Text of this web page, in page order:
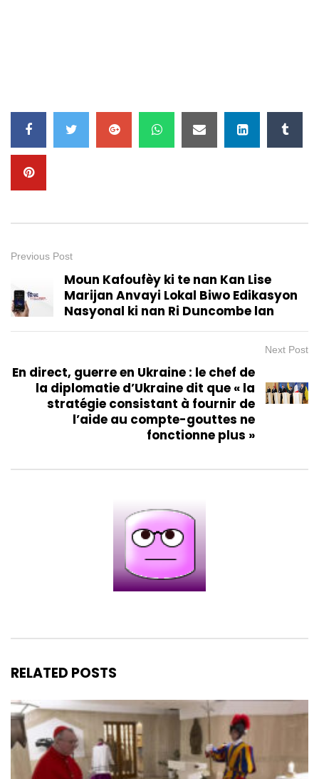
Previous Post
Moun Kafoufèy ki te nan Kan Lise
Marijan Anvayi Lokal Biwo Edikasyon
Nasyonal ki nan Ri Duncombe lan
Next Post
En direct, guerre en Ukraine : le chef de
la diplomatie d’Ukraine dit que « la
stratégie consistant à fournir de
l’aide au compte-gouttes ne
fonctionne plus »
RELATED POSTS